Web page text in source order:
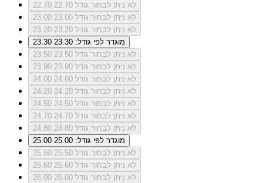
22.70
לא ניתן לבחור גודל 22.70
23.00
לא ניתן לבחור גודל 23.00
23.20
לא ניתן לבחור גודל 23.20
23.30
מוגדר לפי גודל: 23.30
23.50
לא ניתן לבחור גודל 23.50
23.90
לא ניתן לבחור גודל 23.90
24.00
לא ניתן לבחור גודל 24.00
24.20
לא ניתן לבחור גודל 24.20
24.50
לא ניתן לבחור גודל 24.50
24.70
לא ניתן לבחור גודל 24.70
24.80
לא ניתן לבחור גודל 24.80
25.00
מוגדר לפי גודל: 25.00
25.50
לא ניתן לבחור גודל 25.50
25.60
לא ניתן לבחור גודל 25.60
26.00
לא ניתן לבחור גודל 26.00